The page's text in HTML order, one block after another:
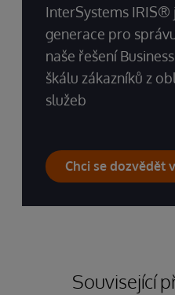
InterSystems IRIS®
generace pro
naše řešení
škálu zákazníků z
služeb
Chci se dozvědět
Související